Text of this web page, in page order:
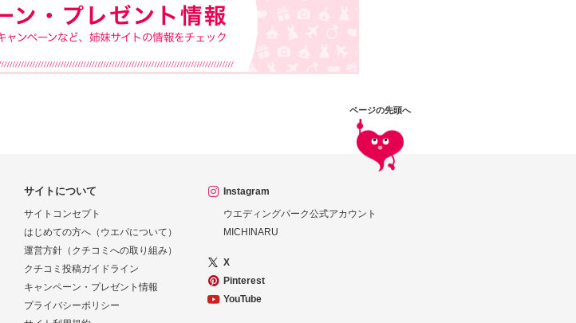
サイトについて
サイトコンセプト
はじめての方へ（ウエパについて）
運営方針（クチコミへの取り組み）
クチコミ投稿ガイドライン
キャンペーン・プレゼント情報
プライバシーポリシー
Instagram
ウエディングパーク公式アカウント
MICHINARU
X
Pinterest
YouTube
ページの先頭へ